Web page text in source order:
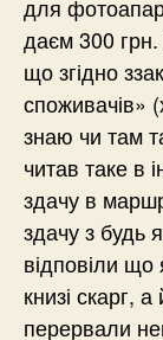
для
даєм 300 грн.
що згідно
споживачів»
знаю чи там
читав таке в
здачу в
здачу з будь
відповіли
книзі скарг,
перервали